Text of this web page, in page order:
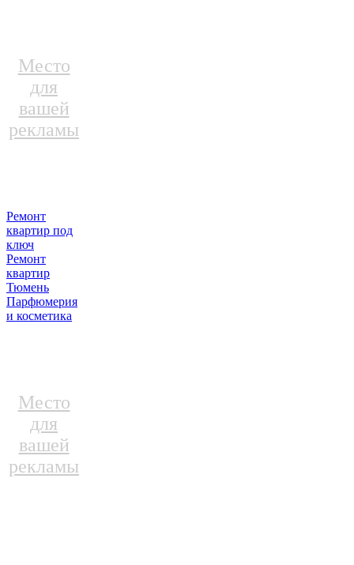
Место
для
вашей
рекламы
Ремонт
квартир под
ключ
Ремонт
квартир
Тюмень
Парфюмерия
и косметика
Место
для
вашей
рекламы